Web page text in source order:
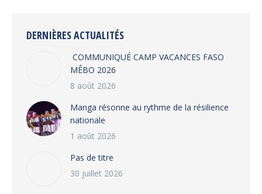
DERNIÈRES ACTUALITÉS
COMMUNIQUÉ CAMP VACANCES FASO
MÊBO 2026
8 août 2026
Manga résonne au rythme de la résilience
nationale
1 août 2026
Pas de titre
30 juillet 2026